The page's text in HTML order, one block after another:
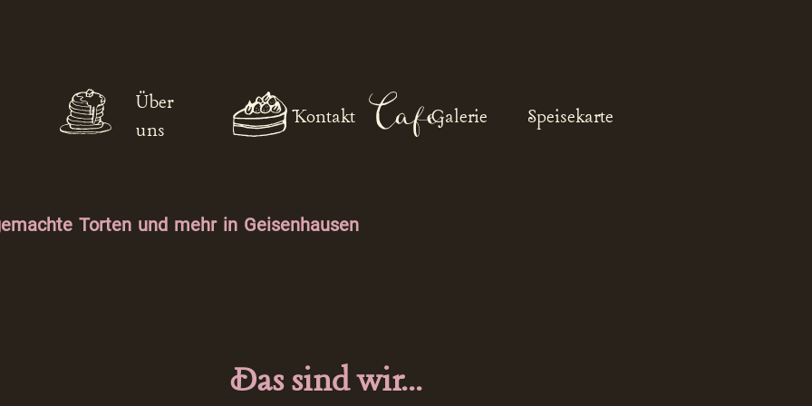
Über
uns
Kontakt Galerie Speisekarte
Torten und mehr in Geisenhausen
Das sind wir...